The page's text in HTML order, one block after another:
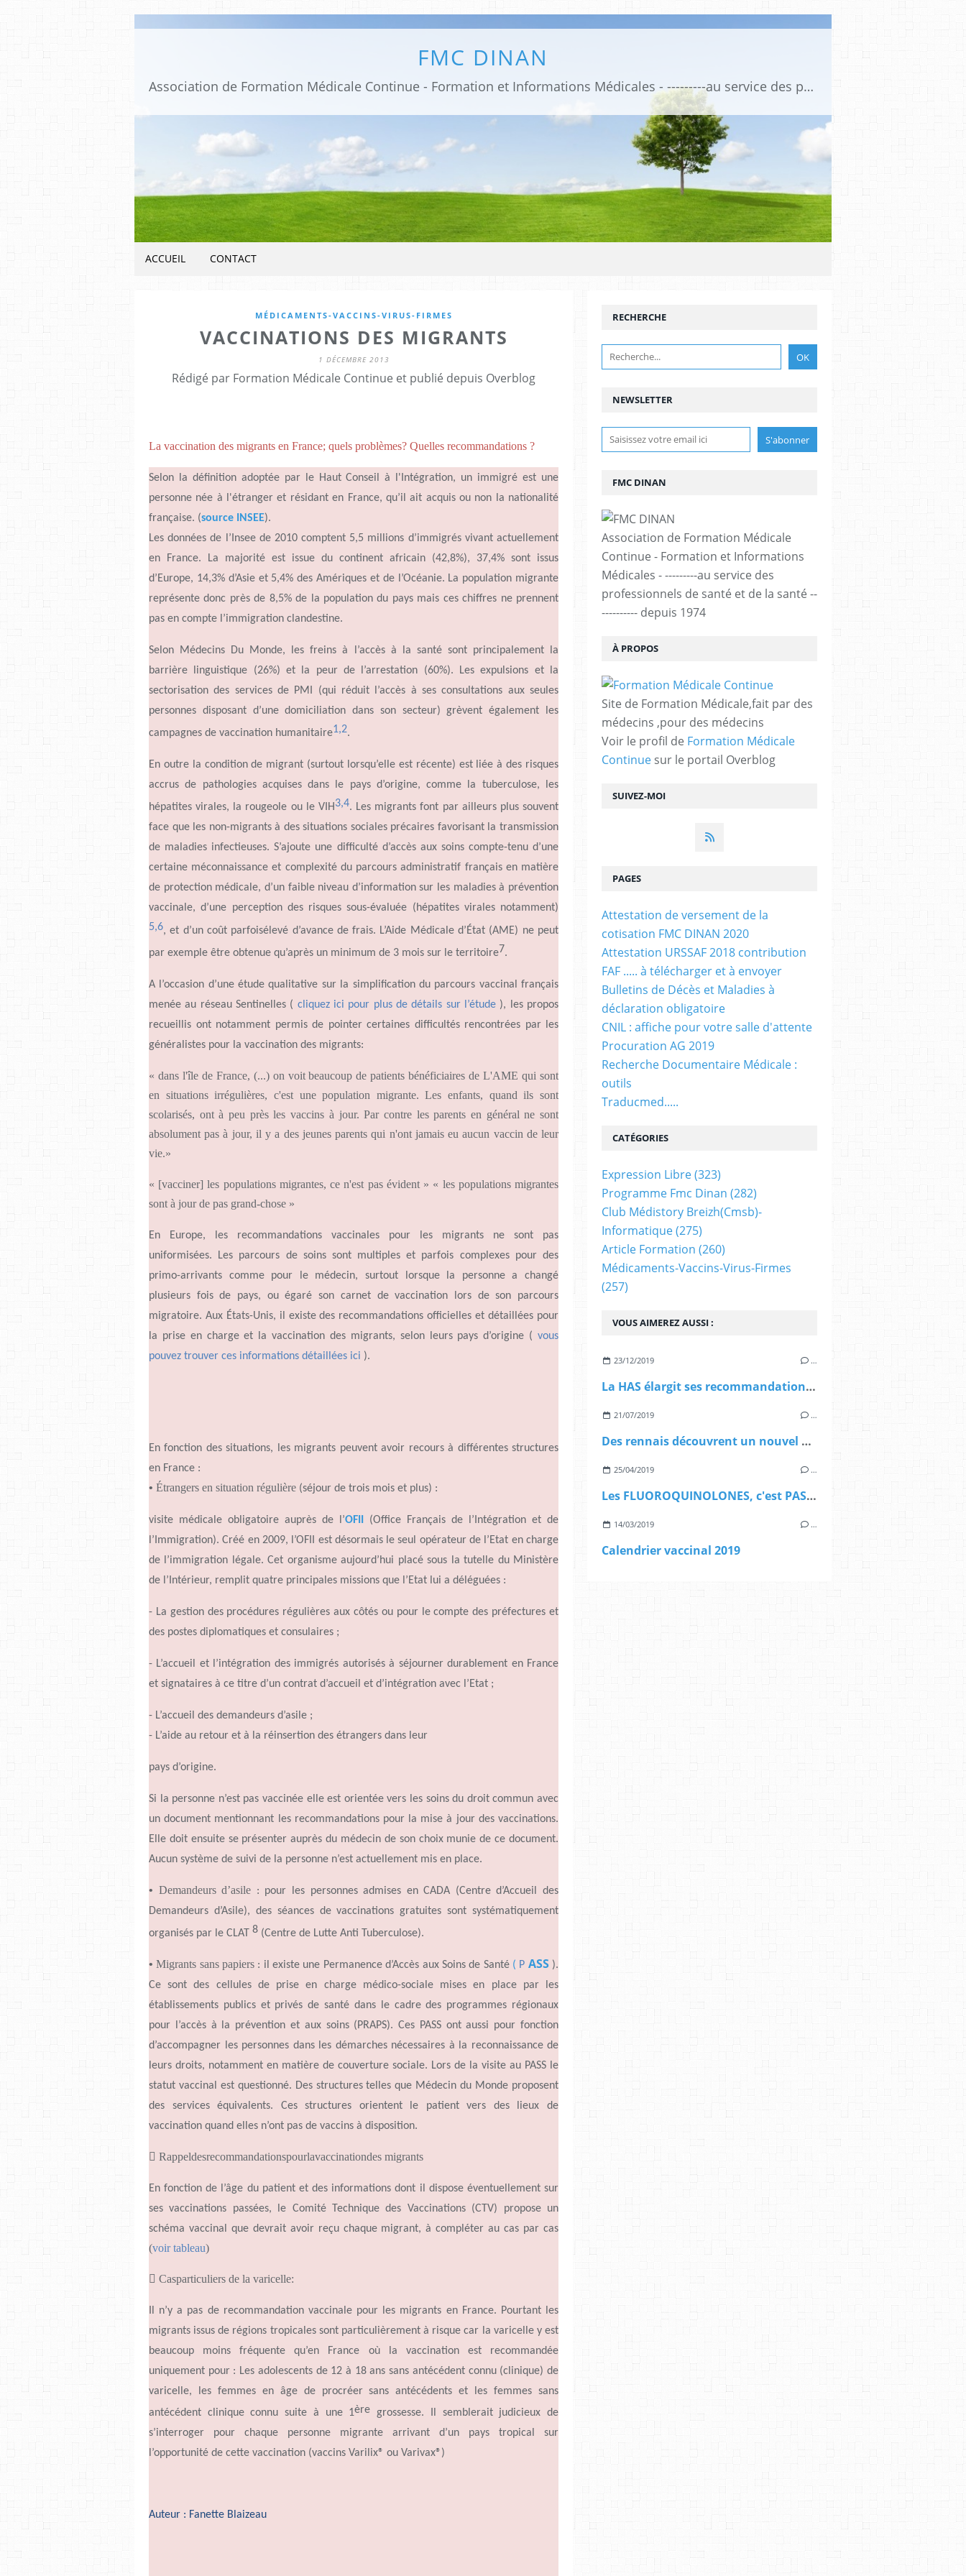
FMC DINAN
Association de Formation Médicale Continue - Formation et Informations Médicales - ---------au service des professionnels de santé et de la santé ------------ depuis 1974
ACCUEIL CONTACT
MÉDICAMENTS-VACCINS-VIRUS-FIRMES
VACCINATIONS DES MIGRANTS
1 DÉCEMBRE 2013
Rédigé par Formation Médicale Continue et publié depuis Overblog
La vaccination des migrants en France; quels problèmes? Quelles recommandations ?
Selon la définition adoptée par le Haut Conseil à l'Intégration, un immigré est une
personne née à l'étranger et résidant en France, qu’il
ait acquis ou non la nationalité
française. (source INSEE).
Les données de
l’Insee de 2010 comptent 5,5 millions d’immigrés vivant actuellement
en France. La majorité est issue du continent africain (42,8%), 37,4% sont issus
d’Europe, 14,3% d’Asie et 5,4% des Amériques et de l’Océanie. La population migrante
représente donc près de 8,5% de la population du pays mais ces chiffres ne prennent
pas en compte l’immigration clandestine.
Selon Médecins Du Monde, les freins à l’accès à la santé sont principalement la
barrière linguistique (26%) et la peur de
l’arrestation
(60%). Les expulsions et la
sectorisation des services de PMI (qui réduit
l’accès à ses consultations aux seules
personnes disposant d’une domiciliation dans son secteur) grèvent également les
campagnes de vaccination humanitaire1,2.
En outre la condition de migrant (surtout lorsqu’elle est récente) est liée à des risques
accrus de pathologies acquises dans le pays d’origine, comme la tuberculose, les
hépatites virales, la rougeole ou le VIH3,4. Les migrants font par ailleurs plus souvent
face que les non-migrants à des situations sociales précaires favorisant la transmission
de maladies infectieuses. S’ajoute une difficulté d’accès aux soins compte-tenu d’une
certaine méconnaissance et complexité du parcours administratif français en matière
de protection médicale, d’un faible niveau d’information sur les maladies à prévention
vaccinale, d’une perception des risques sous-évaluée (hépatites virales notamment)
5,6, et d’un coût parfoisélevé d’avance de frais. L’Aide Médicale d’État (AME) ne peut
par exemple être obtenue qu’après un minimum de 3 mois sur le territoire7.
A l’occasion d’une étude qualitative sur la simplification du parcours vaccinal français
menée au réseau Sentinelles ( cliquez ici pour plus de détails sur l’étude ), les propos
recueillis ont notamment permis de pointer certaines difficultés rencontrées par les
généralistes pour la vaccination des migrants:
« dans l'île de France, (...) on voit beaucoup de patients bénéficiaires de L'AME qui sont
en situations irrégulières, c'est une population migrante. Les enfants, quand ils sont
scolarisés, ont à peu près les vaccins à jour. Par contre les parents en général ne sont
absolument pas à jour, il y a des jeunes parents qui n'ont jamais eu aucun vaccin de leur
vie.»
« [vacciner] les populations migrantes, ce n'est pas évident » « les populations migrantes
sont à jour de pas grand-chose »
En Europe, les recommandations vaccinales pour les migrants ne sont pas
uniformisées. Les parcours de soins sont multiples et parfois complexes pour des
primo-arrivants comme pour le médecin, surtout lorsque la personne a changé
plusieurs fois de pays, ou égaré son carnet de vaccination lors de son parcours
migratoire. Aux États-Unis, il existe des recommandations officielles et détaillées pour
la prise en charge et la vaccination des migrants, selon leurs pays d’origine ( vous
pouvez trouver ces informations détaillées ici ).
En fonction des situations, les migrants peuvent avoir recours à différentes structures
en France :
• Étrangers en situation régulière (séjour de trois mois et plus) :
visite médicale obligatoire auprès de l’OFII (Office Français de l’Intégration et de
l’Immigration). Créé en 2009, l’OFII est désormais le seul opérateur de l’Etat en charge
de
l’immigration légale. Cet organisme aujourd’hui placé sous la tutelle du Ministère
de l’Intérieur, remplit quatre principales missions que l’Etat lui a déléguées :
- La gestion des procédures régulières aux côtés ou pour le compte des préfectures et
des postes diplomatiques et consulaires ;
- L’accueil et l’intégration des immigrés autorisés à séjourner durablement en France
et signataires à ce titre d’un contrat d’accueil et d’intégration avec l’Etat ;
- L’accueil des demandeurs d’asile ;
- L’aide au retour et à la réinsertion des étrangers dans leur
pays d’origine.
Si la personne n’est pas vaccinée elle est orientée vers les soins du droit commun avec
un document mentionnant les recommandations pour la mise à jour des vaccinations.
Elle doit ensuite se présenter auprès du médecin de son choix munie de ce document.
Aucun système de suivi de la personne n’est actuellement mis en place.
• Demandeurs d’asile : pour les personnes admises en CADA (Centre d’Accueil
des
Demandeurs d’Asile), des séances de vaccinations gratuites sont systématiquement
organisés par le CLAT 8 (Centre de Lutte Anti Tuberculose).
• Migrants sans papiers : il existe une Permanence d’Accès aux Soins de Santé ( P ASS ).
Ce sont des cellules de prise en charge médico-sociale mises en place par les
établissements publics et privés de santé dans le cadre des programmes régionaux
pour l’accès à la prévention et aux soins (PRAPS). Ces PASS ont aussi pour fonction
d’accompagner les personnes dans les démarches nécessaires à la reconnaissance de
leurs droits, notamment en matière de couverture sociale. Lors de la visite au PASS le
statut vaccinal est questionné. Des structures telles que Médecin du Monde proposent
des services équivalents. Ces structures orientent le patient vers des lieux de
vaccination quand elles n’ont pas de vaccins à disposition.
 Rappeldesrecommandationspourlavaccinationdes migrants
En fonction de l’âge du patient et des informations dont il dispose éventuellement sur
ses vaccinations passées, le Comité Technique des Vaccinations (CTV) propose un
schéma vaccinal que devrait avoir reçu chaque migrant, à compléter au cas par cas
(voir tableau)
 Casparticuliers de la varicelle:
Il n’y a pas de recommandation vaccinale pour les migrants en France. Pourtant les
migrants issus de régions tropicales sont particulièrement à risque car la varicelle y est
beaucoup moins fréquente
qu’en
France où la vaccination est recommandée
uniquement pour : Les adolescents de 12 à 18 ans sans antécédent connu (clinique) de
varicelle, les femmes en âge de procréer sans antécédents et les femmes sans
antécédent clinique connu suite à une 1ère grossesse. Il semblerait judicieux de
s’interroger
pour chaque personne migrante arrivant d’un
pays tropical sur
l’opportunité de cette vaccination (vaccins Varilix® ou Varivax®)
Auteur : Fanette Blaizeau
NEWSLETTER
SUIVEZ-MOI
RECHERCHE
FMC DINAN
Association de Formation Médicale
Continue - Formation et Informations
Médicales - ---------au service des
professionnels de santé et de la santé --
---------- depuis 1974
À PROPOS
Site de Formation Médicale,fait par des
médecins ,pour des médecins
Voir le profil de Formation Médicale
Continue sur le portail Overblog
VOUS AIMEREZ AUSSI :
23/12/2019 …
La HAS élargit ses recommandations de vaccinations anti-HPV aux garçons
21/07/2019 …
Des rennais découvrent un nouvel antibiotique
25/04/2019 …
Les FLUOROQUINOLONES, c'est PAS AUTOMATIQUE !!!
14/03/2019 …
Calendrier vaccinal 2019
PAGES
Attestation de versement de la
cotisation FMC DINAN 2020
Attestation URSSAF 2018 contribution
FAF ..... à télécharger et à envoyer
Bulletins de Décès et Maladies à
déclaration obligatoire
CNIL : affiche pour votre salle d'attente
Procuration AG 2019
Recherche Documentaire Médicale :
outils
Traducmed.....
CATÉGORIES
Expression Libre(323)
Programme Fmc Dinan (282)
Club Médistory Breizh(cmsb)-
Informatique(275)
Article Formation (260)
Médicaments-Vaccins-Virus-Firmes
(257)